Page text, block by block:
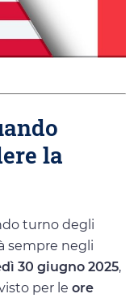
la
turno degli
sempre negli
30 giugno 2025,
per le ore